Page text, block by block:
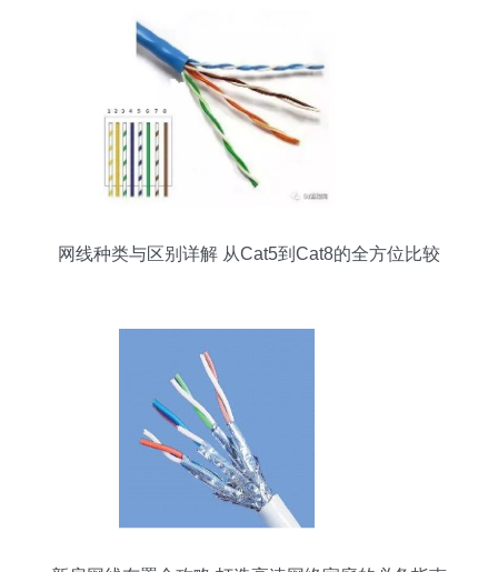
网线种类与区别详解 从Cat5到Cat8的全方位比较